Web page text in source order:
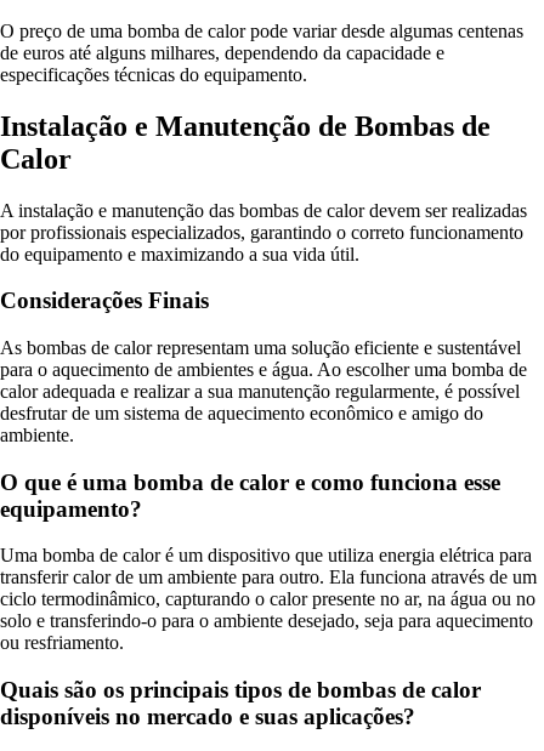
O preço de uma bomba de calor pode variar desde algumas centenas
de euros até alguns milhares, dependendo da capacidade e
especificações técnicas do equipamento.
Instalação e Manutenção de Bombas de
Calor
A instalação e manutenção das bombas de calor devem ser realizadas
por profissionais especializados, garantindo o correto funcionamento
do equipamento e maximizando a sua vida útil.
Considerações Finais
As bombas de calor representam uma solução eficiente e sustentável
para o aquecimento de ambientes e água. Ao escolher uma bomba de
calor adequada e realizar a sua manutenção regularmente, é possível
desfrutar de um sistema de aquecimento econômico e amigo do
ambiente.
O que é uma bomba de calor e como funciona esse
equipamento?
Uma bomba de calor é um dispositivo que utiliza energia elétrica para
transferir calor de um ambiente para outro. Ela funciona através de um
ciclo termodinâmico, capturando o calor presente no ar, na água ou no
solo e transferindo-o para o ambiente desejado, seja para aquecimento
ou resfriamento.
Quais são os principais tipos de bombas de calor
disponíveis no mercado e suas aplicações?